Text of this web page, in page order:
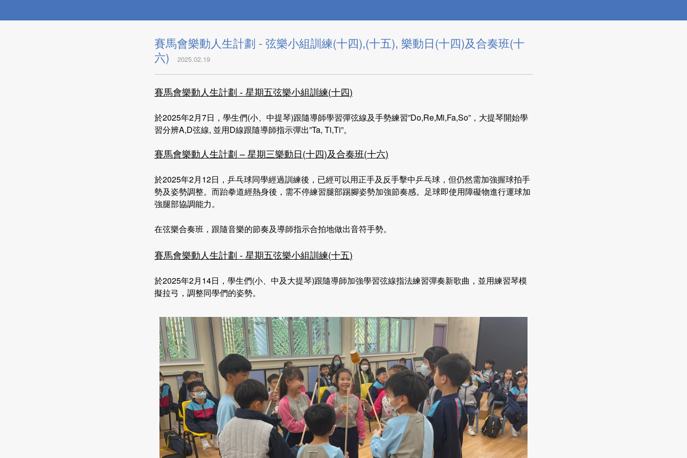
賽馬會樂動人生計劃 - 弦樂小組訓練(十四),(十五), 樂動日(十四)及合奏班(十
六)
2025.02.19
賽馬會樂動人生計劃 -星期五弦樂小組訓練(十四)
於2025年2月7日，學生們(小、中提琴)跟隨導師學習彈弦線及手勢練習”Do,Re,Mi,Fa,So”，大提琴開始學
習分辨A,D弦線, 並用D線跟隨導師指示彈出”Ta, Ti,Ti”。
賽馬會樂動人生計劃 –星期三樂動日(十四)及合奏班(十六)
於2025年2月12日，乒乓球同學經過訓練後，已經可以用正手及反手擊中乒乓球，但仍然需加強握球拍手
勢及姿勢調整。而跆拳道經熱身後，需不停練習腿部踢腳姿勢加強節奏感。足球即使用障礙物進行運球加
強腿部協調能力。
在弦樂合奏班，跟隨音樂的節奏及導師指示合拍地做出音符手勢。
賽馬會樂動人生計劃 -星期五弦樂小組訓練(十五)
於2025年2月14日，學生們(小、中及大提琴)跟隨導師加強學習弦線指法練習彈奏新歌曲，並用練習琴模
擬拉弓，調整同學們的姿勢。